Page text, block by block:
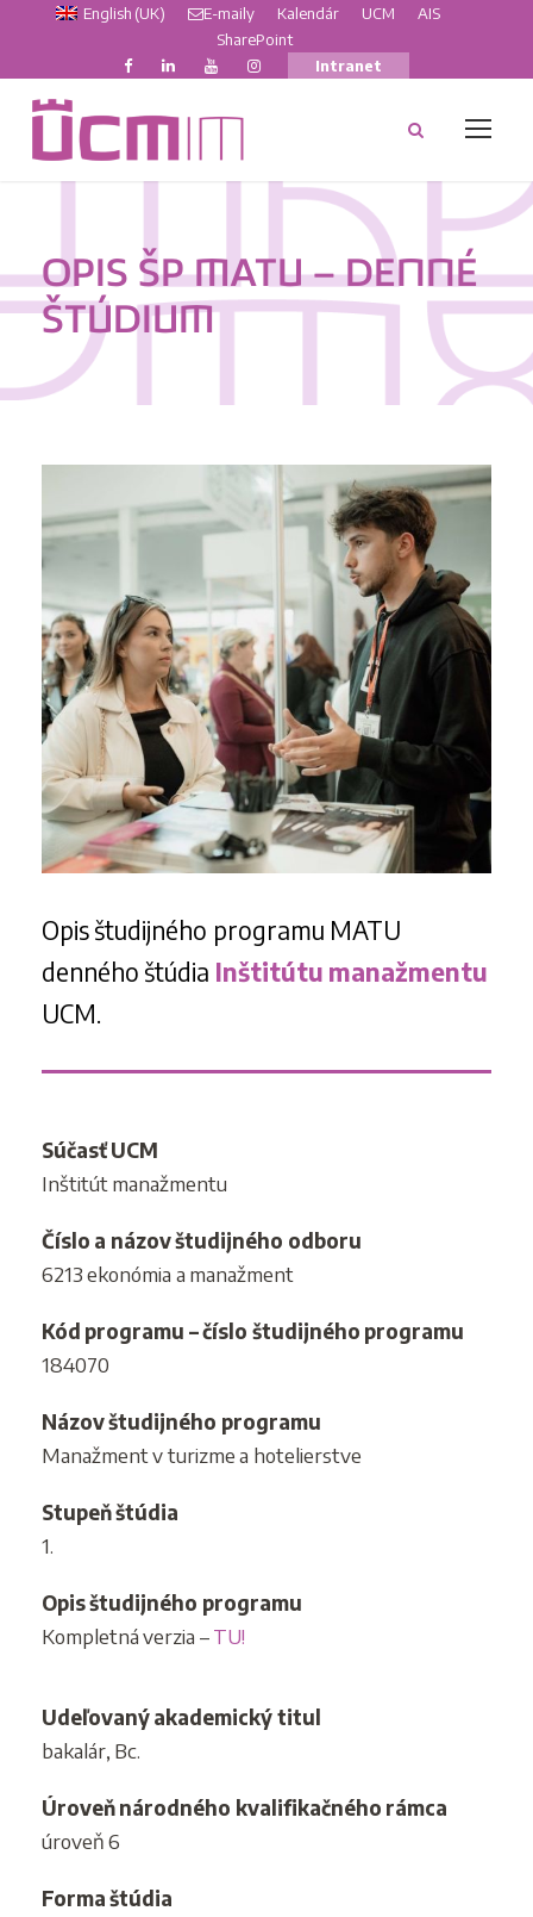
English (UK) E-maily Kalendár UCM
AIS
SharePoint
Intranet
OPIS ŠP MATU – DENNÉ
ŠTÚDIUM
Opis študijného programu MATU
denného štúdia Inštitútu manažmentu
UCM.
Súčasť UCM
Inštitút manažmentu
Číslo a názov študijného odboru
6213 ekonómia a manažment
Kód programu – číslo študijného programu
184070
Názov študijného programu
Manažment v turizme a hotelierstve
Stupeň štúdia
1.
Opis študijného programu
Kompletná verzia –TU!
Udeľovaný akademický titul
bakalár, Bc.
Úroveň národného kvalifikačného rámca
úroveň 6
Forma štúdia